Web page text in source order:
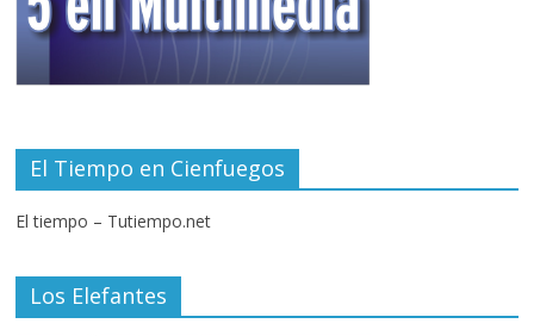
El Tiempo en Cienfuegos
El tiempo – Tutiempo.net
Los Elefantes